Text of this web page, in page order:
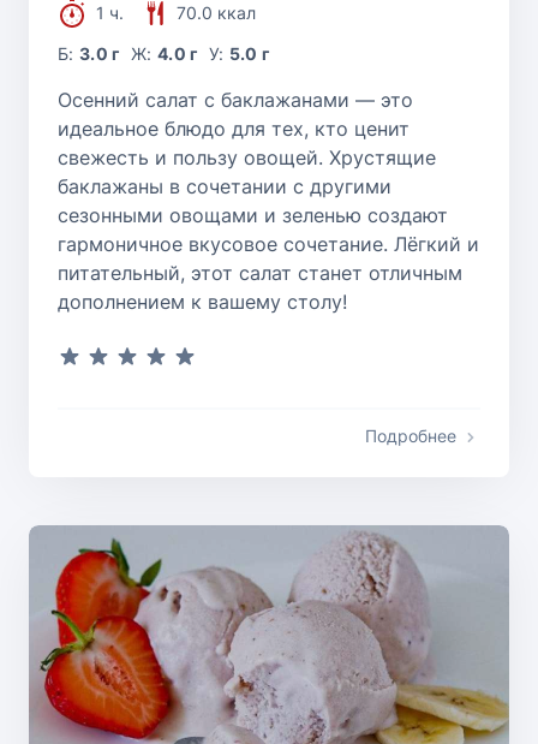
1 ч.
70.0 ккал
Б:3.0 г Ж: 4.0 г У: 5.0 г
Осенний салат с баклажанами — это
идеальное блюдо для тех, кто ценит
свежесть и пользу овощей. Хрустящие
баклажаны в сочетании с другими
сезонными овощами и зеленью создают
гармоничное вкусовое сочетание. Лёгкий и
питательный, этот салат станет отличным
дополнением к вашему столу!
Подробнее